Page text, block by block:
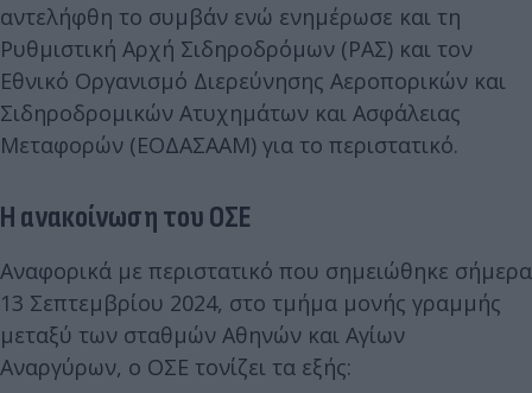
αντελήφθη το συμβάν ενώ ενημέρωσε και τη
Ρυθμιστική Αρχή Σιδηροδρόμων (ΡΑΣ) και τον
Εθνικό Οργανισμό Διερεύνησης Αεροπορικών και
Σιδηροδρομικών Ατυχημάτων και Ασφάλειας
Μεταφορών (ΕΟΔΑΣΑΑΜ) για το περιστατικό.
Η ανακοίνωση του ΟΣΕ
Αναφορικά με περιστατικό που σημειώθηκε σήμερα
13 Σεπτεμβρίου 2024, στο τμήμα μονής γραμμής
μεταξύ των σταθμών Αθηνών και Αγίων
Αναργύρων, ο ΟΣΕ τονίζει τα εξής: